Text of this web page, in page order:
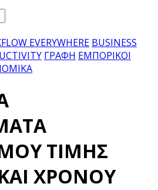
EVERYWHERE BUSINESS
ΓΡΑΦΗ ΕΜΠΟΡΙΚΟΙ
ΤΙΜΗΣ
ΧΡΟΝΟΥ